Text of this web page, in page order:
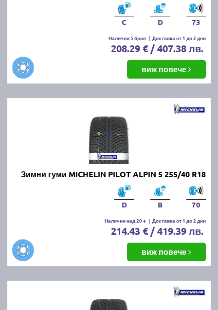
C D 73
Налични 5 броя | Доставка от 1 до 2 дни
208.29 € / 407.38 лв.
виж повече
Зимни гуми MICHELIN PILOT ALPIN 5 255/40 R18
D B 70
Налични над 20 + | Доставка от 1 до 2 дни
214.43 € / 419.39 лв.
виж повече